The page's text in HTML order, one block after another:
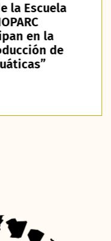
la Escuela
en la
de